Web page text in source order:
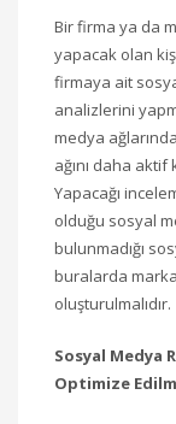
Bir firma ya da
yapacak olan
firmaya ait
analizlerini
medya
ağını daha
Yapacağı
olduğu sosyal
bulunmadığı
buralarda
oluşturulmalıdır.
Sosyal Medya
Optimize